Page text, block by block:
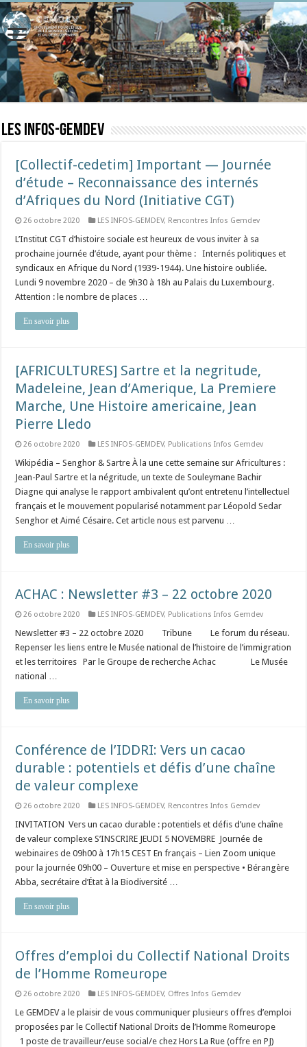
LES INFOS-GEMDEV
[Collectif-cedetim] Important — Journée
d’étude – Reconnaissance des internés
d’Afriques du Nord (Initiative CGT)
26 octobre 2020 LES INFOS-GEMDEV, Rencontres Infos Gemdev
L’Institut CGT d’histoire sociale est heureux de vous inviter à sa
prochaine journée d’étude, ayant pour thème : Internés politiques et
syndicaux en Afrique du Nord (1939-1944). Une histoire oubliée.
Lundi 9 novembre 2020 – de 9h30 à 18h au Palais du Luxembourg.
Attention : le nombre de places …
En savoir plus
[AFRICULTURES] Sartre et la negritude,
Madeleine, Jean d’Amerique, La Premiere
Marche, Une Histoire americaine, Jean
Pierre Lledo
26 octobre 2020 LES INFOS-GEMDEV, Publications Infos Gemdev
Wikipédia – Senghor & Sartre À la une cette semaine sur Africultures :
Jean-Paul Sartre et la négritude, un texte de Souleymane Bachir
Diagne qui analyse le rapport ambivalent qu’ont entretenu l’intellectuel
français et le mouvement popularisé notamment par Léopold Sedar
Senghor et Aimé Césaire. Cet article nous est parvenu …
En savoir plus
ACHAC : Newsletter #3 – 22 octobre 2020
26 octobre 2020 LES INFOS-GEMDEV, Publications Infos Gemdev
Newsletter #3 – 22 octobre 2020 Tribune Le forum du réseau.
Repenser les liens entre le Musée national de l’histoire de l’immigration
et les territoires Par le Groupe de recherche Achac Le Musée
national …
En savoir plus
Conférence de l’IDDRI: Vers un cacao
durable : potentiels et défis d’une chaîne
de valeur complexe
26 octobre 2020 LES INFOS-GEMDEV, Rencontres Infos Gemdev
INVITATION Vers un cacao durable : potentiels et défis d’une chaîne
de valeur complexe S’INSCRIRE JEUDI 5 NOVEMBRE Journée de
webinaires de 09h00 à 17h15 CEST En français – Lien Zoom unique
pour la journée 09h00 – Ouverture et mise en perspective • Bérangère
Abba, secrétaire d’État à la Biodiversité …
En savoir plus
Offres d’emploi du Collectif National Droits
de l’Homme Romeurope
26 octobre 2020 LES INFOS-GEMDEV, Offres Infos Gemdev
Le GEMDEV a le plaisir de vous communiquer plusieurs offres d’emploi
proposées par le Collectif National Droits de l’Homme Romeurope
1 poste de travailleur/euse social/e chez Hors La Rue (offre en PJ)